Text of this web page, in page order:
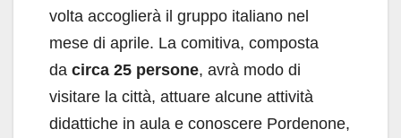
volta accoglierà il gruppo italiano nel
mese di aprile. La comitiva, composta
da circa 25 persone, avrà modo di
visitare la città, attuare alcune attività
didattiche in aula e conoscere Pordenone,